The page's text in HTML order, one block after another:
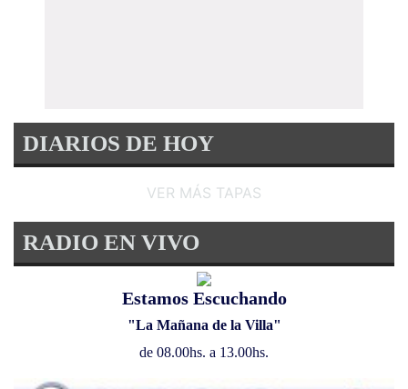
DIARIOS DE HOY
VER MÁS TAPAS
RADIO EN VIVO
Estamos Escuchando
"La Mañana de la Villa"
de 08.00hs. a 13.00hs.